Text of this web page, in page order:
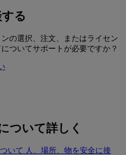
る
の選択、注文、またはライセン
ついてサポートが必要ですか？
ついて詳しく
いて 人、場所、物を安全に接